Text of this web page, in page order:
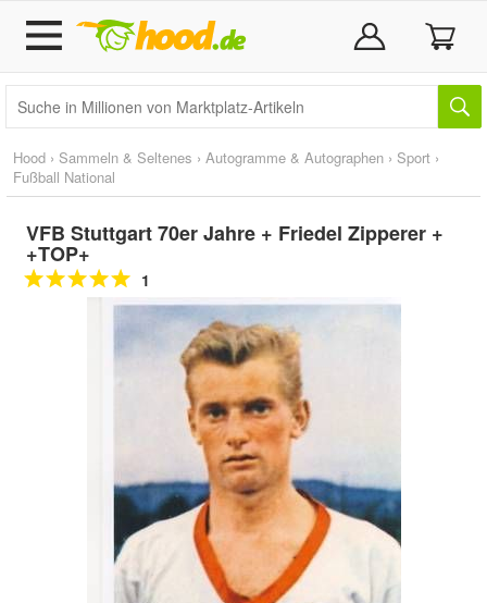
Hood › Sammeln & Seltenes › Autogramme & Autographen › Sport ›
Fußball National
VFB Stuttgart 70er Jahre + Friedel Zipperer +
+TOP+
1